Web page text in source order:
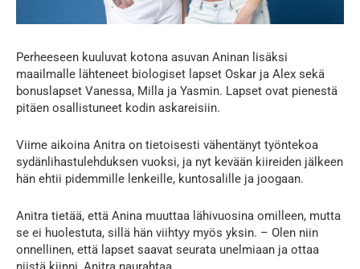
Perheeseen kuuluvat kotona asuvan Aninan lisäksi
maailmalle lähteneet biologiset lapset Oskar ja Alex sekä
bonuslapset Vanessa, Milla ja Yasmin. Lapset ovat pienestä
pitäen osallistuneet kodin askareisiin.
Viime aikoina Anitra on tietoisesti vähentänyt työntekoa
sydänlihastulehduksen vuoksi, ja nyt kevään kiireiden jälkeen
hän ehtii pidemmille lenkeille, kuntosalille ja joogaan.
Anitra tietää, että Anina muuttaa lähivuosina omilleen, mutta
se ei huolestuta, sillä hän viihtyy myös yksin. – Olen niin
onnellinen, että lapset saavat seurata unelmiaan ja ottaa